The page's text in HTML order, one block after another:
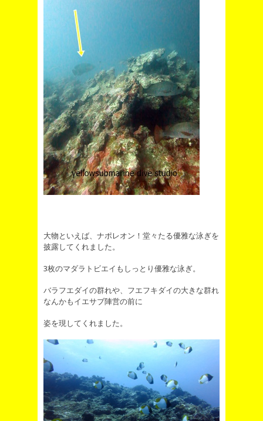
大物といえば、ナポレオン！堂々たる優雅な泳ぎを
披露してくれました。
3枚のマダラトビエイもしっとり優雅な泳ぎ。
バラフエダイの群れや、フエフキダイの大きな群れ
なんかもイエサブ陣営の前に
姿を現してくれました。